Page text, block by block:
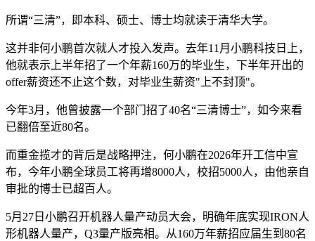
所谓“三清”，即本科、硕士、博士均就读于清华大学。
这并非何小鹏首次就人才投入发声。去年11月小鹏科技日上，
他就表示上半年招了一个年薪160万的毕业生，下半年开出的
offer薪资还不止这个数，对毕业生薪资"上不封顶"。
今年3月，他曾披露一个部门招了40名“三清博士”，如今来看
已翻倍至近80名。
而重金揽才的背后是战略押注，何小鹏在2026年开工信中宣
布，今年小鹏全球员工将再增8000人，校招5000人，由他亲自
审批的博士已超百人。
5月27日小鹏召开机器人量产动员大会，明确年底实现IRON人
形机器人量产，Q3量产版亮相。从160万年薪招应届生到80名